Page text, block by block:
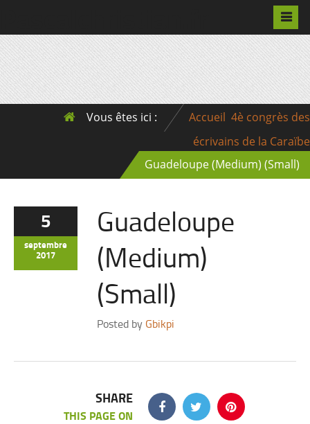
Vous êtes ici : Accueil 4è congrès des
écrivains de la Caraïbe
Guadeloupe (Medium) (Small)
5
septembre
2017
Guadeloupe
(Medium)
(Small)
Posted by Gbikpi
SHARE
THIS PAGE ON